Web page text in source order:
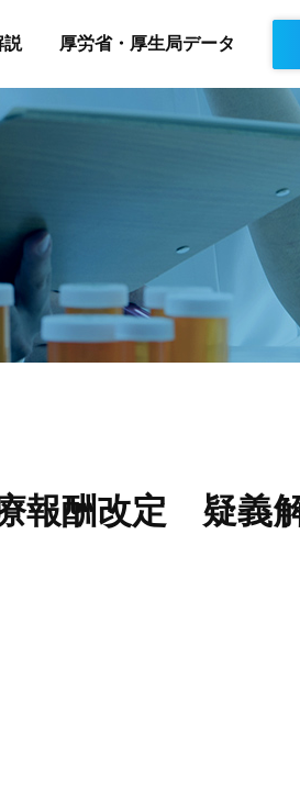
説 厚労省・厚生局データ
報酬改定 疑義